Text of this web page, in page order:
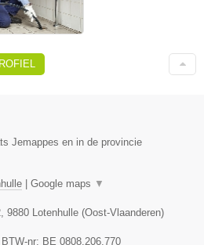
Jemappes en in de provincie
Google maps ▼
9880 Lotenhulle (Oost-Vlaanderen)
, BTW-nr: BE 0808.206.770